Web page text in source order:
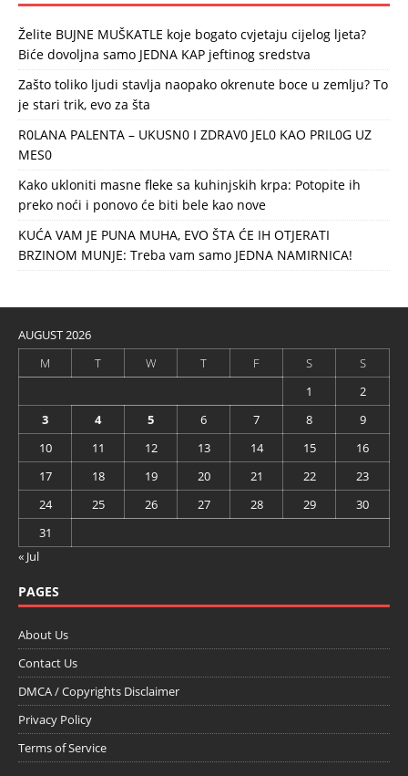
Želite BUJNE MUŠKATLE koje bogato cvjetaju cijelog ljeta?
Biće dovoljna samo JEDNA KAP jeftinog sredstva
Zašto toliko ljudi stavlja naopako okrenute boce u zemlju? To
je stari trik, evo za šta
R0LANA PALENTA – UKUSN0 I ZDRAV0 JEL0 KAO PRIL0G UZ
MES0
Kako ukloniti masne fleke sa kuhinjskih krpa: Potopite ih
preko noći i ponovo će biti bele kao nove
KUĆA VAM JE PUNA MUHA, EVO ŠTA ĆE IH OTJERATI
BRZINOM MUNJE: Treba vam samo JEDNA NAMIRNICA!
AUGUST 2026
M
T W T F S
S
1
2
3
4 5 6 7 8
9
10
11 12 13 14 15
16
17
18 19 20 21 22
23
24
25 26 27 28 29
30
31
« Jul
PAGES
About Us
Contact Us
DMCA / Copyrights Disclaimer
Privacy Policy
Terms of Service